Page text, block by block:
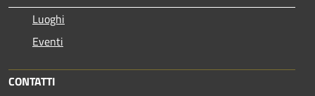
Luoghi
Eventi
CONTATTI